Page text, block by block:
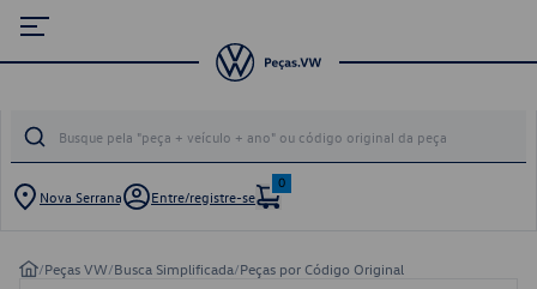
Nova Serrana Entre/registre-se
0
/Peças VW/Busca Simplificada/Peças por Código Original